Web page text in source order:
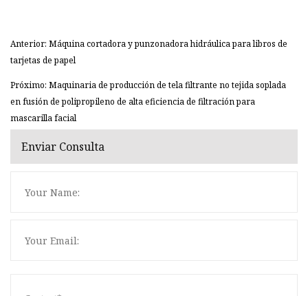
Anterior: Máquina cortadora y punzonadora hidráulica para libros de
tarjetas de papel
Próximo: Maquinaria de producción de tela filtrante no tejida soplada
en fusión de polipropileno de alta eficiencia de filtración para
mascarilla facial
Enviar Consulta